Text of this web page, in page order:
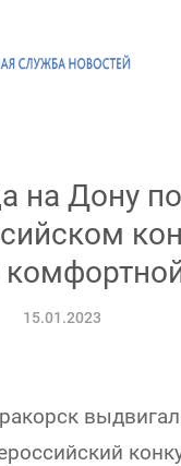
на Дону
15.01.2023